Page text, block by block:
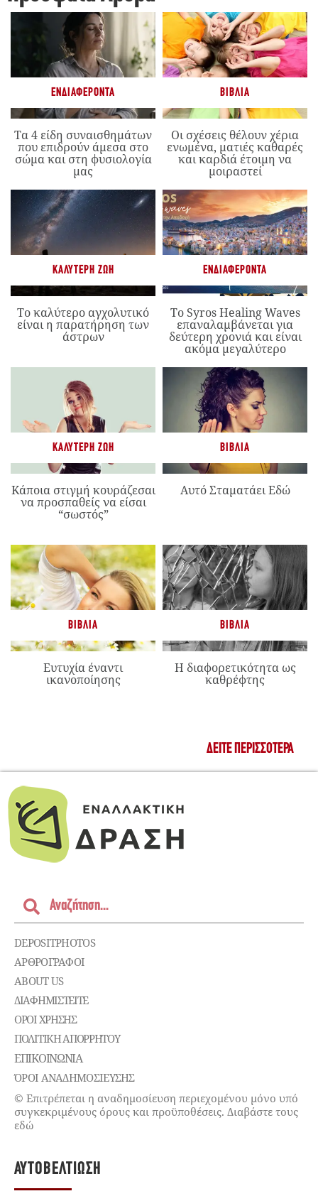
ΕΝΔΙΑΦΈΡΟΝΤΑ
Τα 4 είδη συναισθημάτων
που επιδρούν άμεσα στο
σώμα και στη φυσιολογία
μας
ΒΙΒΛΊΑ
Οι σχέσεις θέλουν χέρια
ενωμένα, ματιές καθαρές
και καρδιά έτοιμη να
μοιραστεί
ΚΑΛΎΤΕΡΗ ΖΩΉ
Το καλύτερο αγχολυτικό
είναι η παρατήρηση των
άστρων
ΕΝΔΙΑΦΈΡΟΝΤΑ
Το Syros Healing Waves
επαναλαμβάνεται για
δεύτερη χρονιά και είναι
ακόμα μεγαλύτερο
ΚΑΛΎΤΕΡΗ ΖΩΉ
Κάποια στιγμή κουράζεσαι
να προσπαθείς να είσαι
“σωστός”
ΒΙΒΛΊΑ
Αυτό Σταματάει Εδώ
ΒΙΒΛΊΑ
Ευτυχία έναντι
ικανοποίησης
ΒΙΒΛΊΑ
Η διαφορετικότητα ως
καθρέφτης
ΔΕΊΤΕ ΠΕΡΙΣΣΌΤΕΡΑ
DEPOSITPHOTOS
ΑΡΘΡΟΓΡΑΦΟΙ
ABOUT US
ΔΙΑΦΗΜΙΣΤΕΊΤΕ
ΌΡΟΙ ΧΡΉΣΗΣ
ΠΟΛΙΤΙΚΉ ΑΠΟΡΡΉΤΟΥ
ΕΠΙΚΟΙΝΩΝΊΑ
ΌΡΟΙ ΑΝΑΔΗΜΟΣΙΕΥΣΗΣ
© Επιτρέπεται η αναδημοσίευση περιεχομένου μόνο υπό
συγκεκριμένους όρους και προϋποθέσεις. Διαβάστε τους
εδώ
ΑΥΤΟΒΕΛΤΊΩΣΗ